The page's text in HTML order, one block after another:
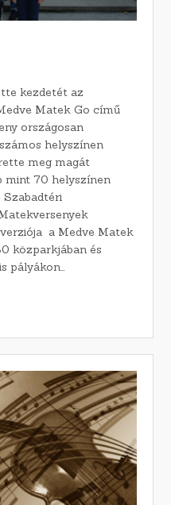
kezdetét az
Matek Go című
országosan
helyszínen
meg magát
mint 70 helyszínen
Szabadtéri
a Medve Matek
közparkjában és
pályákon…